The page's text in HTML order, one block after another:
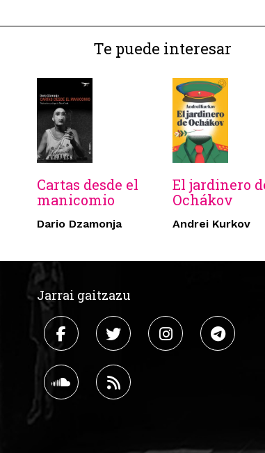
Te puede interesar
Cartas desde el
manicomio
Dario Dzamonja
El jardinero
Ochákov
Andrei Kurkov
Jarrai gaitzazu